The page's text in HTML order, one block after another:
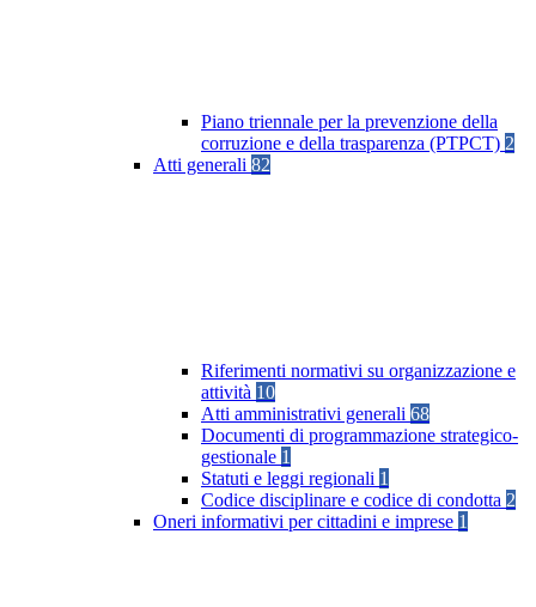
Piano triennale per la prevenzione della
corruzione e della trasparenza (PTPCT) 2
Atti generali 82
Riferimenti normativi su organizzazione e
attività 10
Atti amministrativi generali 68
Documenti di programmazione strategico-
gestionale 1
Statuti e leggi regionali 1
Codice disciplinare e codice di condotta 2
Oneri informativi per cittadini e imprese 1